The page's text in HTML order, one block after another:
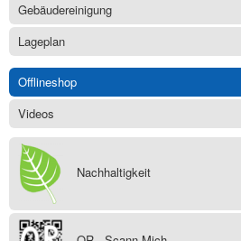
Gebäudereinigung
Lageplan
Offlineshop
Videos
Nachhaltigkeit